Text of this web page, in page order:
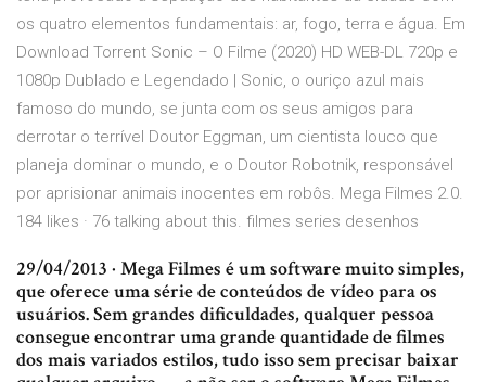
os quatro elementos fundamentais: ar, fogo, terra e água. Em
Download Torrent Sonic – O Filme (2020) HD WEB-DL 720p e
1080p Dublado e Legendado | Sonic, o ouriço azul mais
famoso do mundo, se junta com os seus amigos para
derrotar o terrível Doutor Eggman, um cientista louco que
planeja dominar o mundo, e o Doutor Robotnik, responsável
por aprisionar animais inocentes em robôs. Mega Filmes 2.0.
184 likes · 76 talking about this. filmes series desenhos
29/04/2013 · Mega Filmes é um software muito simples,
que oferece uma série de conteúdos de vídeo para os
usuários. Sem grandes dificuldades, qualquer pessoa
consegue encontrar uma grande quantidade de filmes
dos mais variados estilos, tudo isso sem precisar baixar